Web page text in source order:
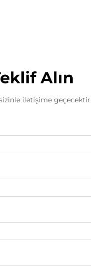
Alın
iletişime geçecektir.